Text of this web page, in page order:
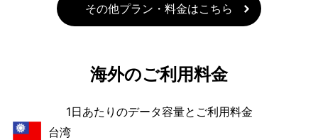
その他プラン・料金はこちら
海外のご利用料金
1日あたりのデータ容量とご利用料金
台湾